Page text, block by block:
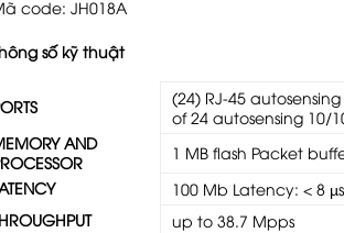
code: JH018A
số kỹ thuật
(24) RJ-45
of 24 autosensing 10/
AND
1 MB flash Packet
100 Mb Latency: < 8
up to 38.7 Mpps